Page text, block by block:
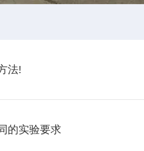
法!
的实验要求